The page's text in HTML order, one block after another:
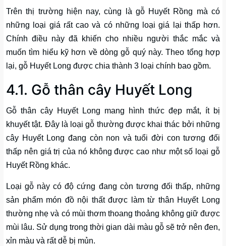
Trên thị trường hiện nay, cùng là gỗ Huyết Rồng mà có
những loại giá rất cao và có những loại giá lại thấp hơn.
Chính điều này đã khiến cho nhiều người thắc mắc và
muốn tìm hiểu kỹ hơn về dòng gỗ quý này. Theo tổng hợp
lại, gỗ Huyết Long được chia thành 3 loại chính bao gồm.
4.1. Gỗ thân cây Huyết Long
Gỗ thân cây Huyết Long mang hình thức đẹp mắt, ít bị
khuyết tật. Đây là loại gỗ thường được khai thác bởi những
cây Huyết Long đang còn non và tuổi đời con tương đối
thấp nên giá trị của nó không được cao như một số loại gỗ
Huyết Rồng khác.
Loại gỗ này có độ cứng đang còn tương đối thấp, những
sản phẩm món đồ nội thất được làm từ thân Huyết Long
thường nhẹ và có mùi thơm thoang thoảng không giữ được
mùi lâu. Sử dụng trong thời gian dài màu gỗ sẽ trở nên đen,
xỉn màu và rất dễ bị mủn.